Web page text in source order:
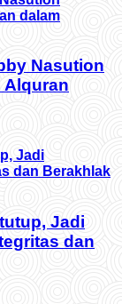
Nasution
Alquran
Jadi
dan